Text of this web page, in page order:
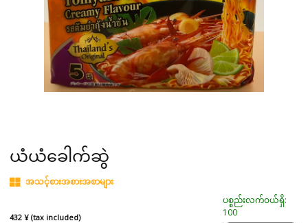
ယံယံခေါက်ဆွဲ
အသင့်စားအစားအစာများ
432 ¥ (tax included)
ပစ္စည်းလက်ဝယ်ရှိ:
100